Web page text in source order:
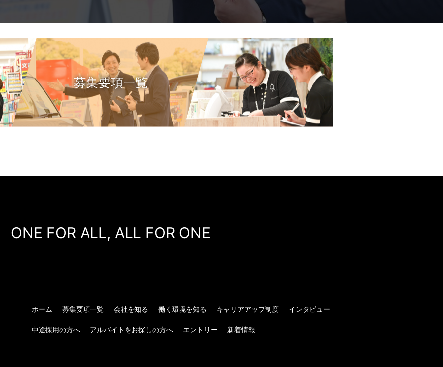
募集要項一覧
ONE FOR ALL, ALL FOR ONE
ホーム 募集要項一覧 会社を知る 働く環境を知る キャリアアップ制度 インタビュー
中途採用の方へ アルバイトをお探しの方へ エントリー 新着情報